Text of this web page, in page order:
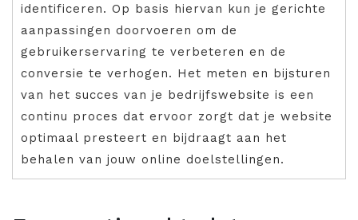
identificeren. Op basis hiervan kun je gerichte
aanpassingen doorvoeren om de
gebruikerservaring te verbeteren en de
conversie te verhogen. Het meten en bijsturen
van het succes van je bedrijfswebsite is een
continu proces dat ervoor zorgt dat je website
optimaal presteert en bijdraagt aan het
behalen van jouw online doelstellingen.